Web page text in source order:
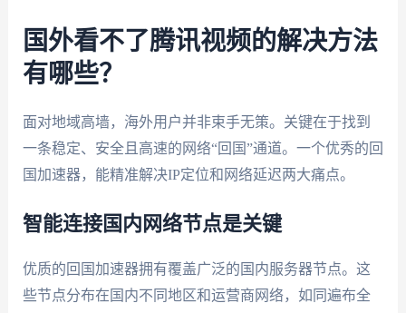
国外看不了腾讯视频的解决方法
有哪些？
面对地域高墙，海外用户并非束手无策。关键在于找到
一条稳定、安全且高速的网络“回国”通道。一个优秀的回
国加速器，能精准解决IP定位和网络延迟两大痛点。
智能连接国内网络节点是关键
优质的回国加速器拥有覆盖广泛的国内服务器节点。这
些节点分布在国内不同地区和运营商网络，如同遍布全